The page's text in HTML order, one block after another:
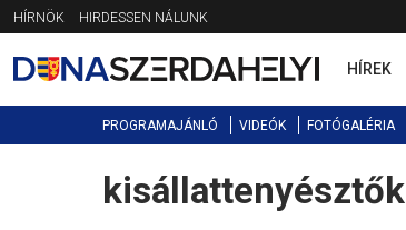
Jump
to
navigation
HÍRNÖK HIRDESSEN NÁLUNK
HÍREK
PROGRAMAJÁNLÓ VIDEÓK FOTÓGALÉRIA
Back
to
kisállattenyésztők